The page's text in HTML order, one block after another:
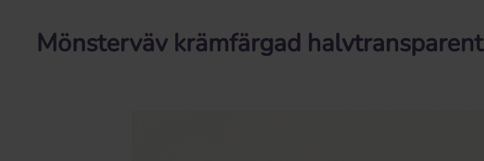
Mönsterväv krämfärgad halvtransparent